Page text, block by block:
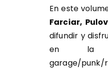
En este
Farciar,
difundir y
en la
garage/punk/